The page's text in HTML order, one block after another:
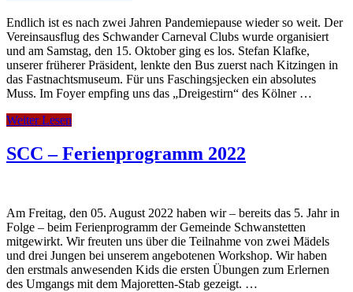
Endlich ist es nach zwei Jahren Pandemiepause wieder so weit. Der
Vereinsausflug des Schwander Carneval Clubs wurde organisiert
und am Samstag, den 15. Oktober ging es los. Stefan Klafke,
unserer früherer Präsident, lenkte den Bus zuerst nach Kitzingen in
das Fastnachtsmuseum. Für uns Faschingsjecken ein absolutes
Muss. Im Foyer empfing uns das „Dreigestirn“ des Kölner …
Weiter Lesen
SCC – Ferienprogramm 2022
Am Freitag, den 05. August 2022 haben wir – bereits das 5. Jahr in
Folge – beim Ferienprogramm der Gemeinde Schwanstetten
mitgewirkt. Wir freuten uns über die Teilnahme von zwei Mädels
und drei Jungen bei unserem angebotenen Workshop. Wir haben
den erstmals anwesenden Kids die ersten Übungen zum Erlernen
des Umgangs mit dem Majoretten-Stab gezeigt. …